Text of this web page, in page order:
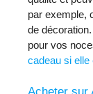
par exemple,
de
pour vos
cadeau si elle